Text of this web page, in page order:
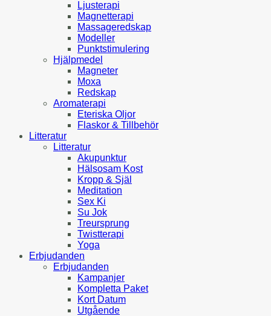
Ljusterapi
Magnetterapi
Massageredskap
Modeller
Punktstimulering
Hjälpmedel
Magneter
Moxa
Redskap
Aromaterapi
Eteriska Oljor
Flaskor & Tillbehör
Litteratur
Litteratur
Akupunktur
Hälsosam Kost
Kropp & Själ
Meditation
Sex Ki
Su Jok
Treursprung
Twistterapi
Yoga
Erbjudanden
Erbjudanden
Kampanjer
Kompletta Paket
Kort Datum
Utgående